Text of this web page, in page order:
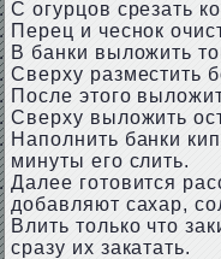
С огурцов срезать
Перец и чеснок
В банки выложить
Сверху разместить
После этого
Сверху выложить
Наполнить банки
минуты его слить.
Далее готовится
добавляют сахар,
Влить только что
сразу их закатать.